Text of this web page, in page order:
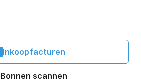
Inkoopfacturen
Bonnen scannen